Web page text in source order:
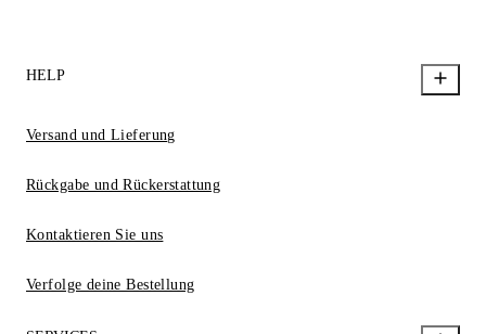
HELP
Versand und Lieferung
Rückgabe und Rückerstattung
Kontaktieren Sie uns
Verfolge deine Bestellung